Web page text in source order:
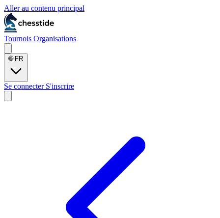
Aller au contenu principal
Tournois Organisations
🌐 FR
Se connecter S'inscrire